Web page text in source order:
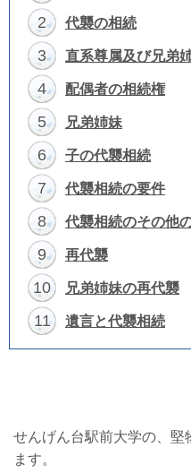
2 代襲の相続
3 直系尊属及び兄弟
4 配偶者の相続権
5 兄弟姉妹
6 子の代襲相続
7 代襲相続の要件
8 代襲相続のその他
9 再代襲
10 兄弟姉妹の再代襲
11 遺言と代襲相続
せんげん台駅前大学の、堅
ます。